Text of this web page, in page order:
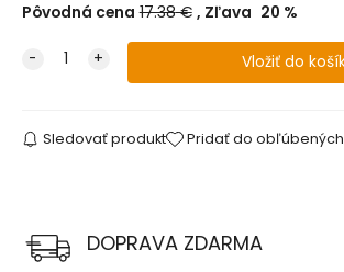
Pôvodná cena 17.38€ Zľava 20 %
Sledovať produkt Pridať do obľúbených
DOPRAVA ZDARMA